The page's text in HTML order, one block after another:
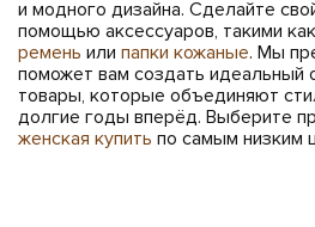
и модного дизайна. Сделайте
помощью аксессуаров, такими как
ремень или папки кожаные. Мы
поможет вам создать идеальный
товары, которые объединяют
долгие годы вперёд. Выберите
женская купить по самым низким